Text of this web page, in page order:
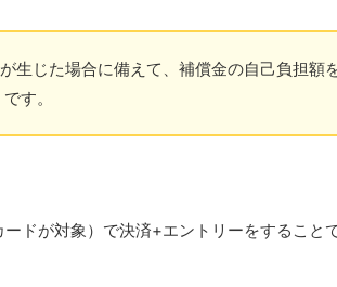
生じた場合に備えて、補償金の自己負担額
す。
ドが対象）で決済+エントリーをすることで